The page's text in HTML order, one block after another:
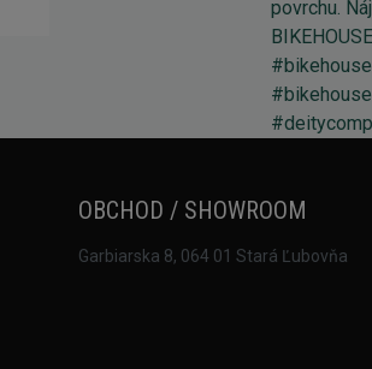
OBCHOD / SHOWROOM
Garbiarska 8, 064 01 Stará Ľubovňa